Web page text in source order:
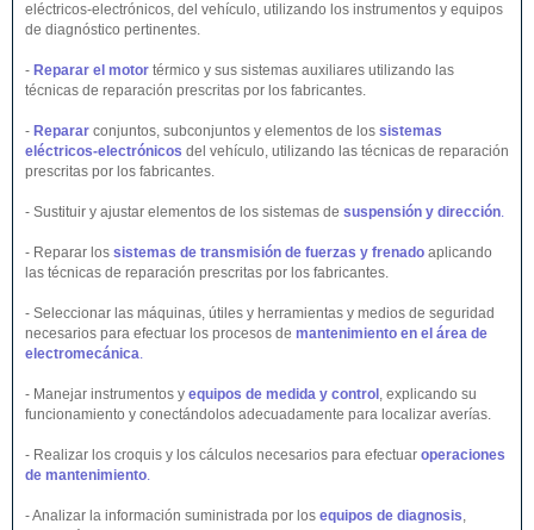
eléctricos-electrónicos, del vehículo, utilizando los instrumentos y equipos
de diagnóstico pertinentes.
- Reparar el motor térmico y sus sistemas auxiliares utilizando las
técnicas de reparación prescritas por los fabricantes.
- Reparar conjuntos, subconjuntos y elementos de los sistemas
eléctricos-electrónicos del vehículo, utilizando las técnicas de reparación
prescritas por los fabricantes.
- Sustituir y ajustar elementos de los sistemas de suspensión y dirección.
- Reparar los sistemas de transmisión de fuerzas y frenado aplicando
las técnicas de reparación prescritas por los fabricantes.
- Seleccionar las máquinas, útiles y herramientas y medios de seguridad
necesarios para efectuar los procesos de mantenimiento en el área de
electromecánica.
- Manejar instrumentos y equipos de medida y control , explicando su
funcionamiento y conectándolos adecuadamente para localizar averías.
- Realizar los croquis y los cálculos necesarios para efectuar operaciones
de mantenimiento.
- Analizar la información suministrada por los equipos de diagnosis,